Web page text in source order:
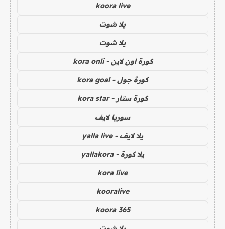
koora live
يلا شوت
يلا شوت
كورة اون لاين - kora onli
كورة جول - kora goal
كورة ستار - kora star
سوريا لايف
يلا لايف - yalla live
يلا كورة - yallakora
kora live
kooralive
koora 365